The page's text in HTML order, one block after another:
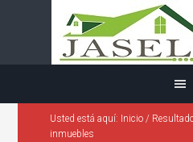
Usted está aquí: Inicio /
inmuebles